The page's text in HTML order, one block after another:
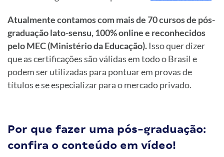
Atualmente contamos com mais de 70 cursos de pós-
graduação lato-sensu, 100% online e reconhecidos
pelo MEC (Ministério da Educação). Isso quer dizer
que as certificações são válidas em todo o Brasil e
podem ser utilizadas para pontuar em provas de
títulos e se especializar para o mercado privado.
Por que fazer uma pós-graduação:
confira o conteúdo em vídeo!